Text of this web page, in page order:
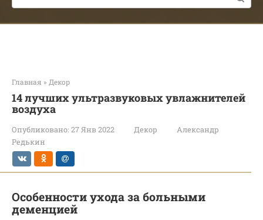
Главная » Декор
14 лучших ультразвуковых увлажнителей
воздуха
Опубликовано: 27 Янв 2022 Декор
Александр
Редькин
Особенности ухода за больными
деменцией